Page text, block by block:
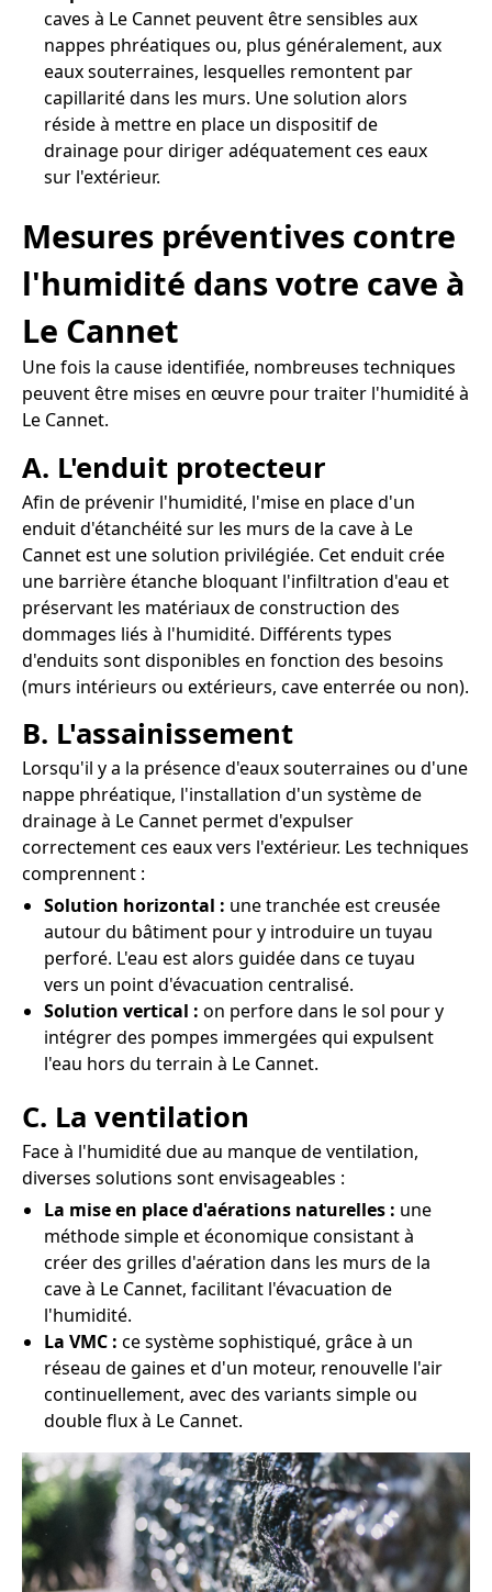
caves à Le Cannet peuvent être sensibles aux
nappes phréatiques ou, plus généralement, aux
eaux souterraines, lesquelles remontent par
capillarité dans les murs. Une solution alors
réside à mettre en place un dispositif de
drainage pour diriger adéquatement ces eaux
sur l'extérieur.
Mesures préventives contre
l'humidité dans votre cave à
Le Cannet
Une fois la cause identifiée, nombreuses techniques
peuvent être mises en œuvre pour traiter l'humidité à
Le Cannet.
A. L'enduit protecteur
Afin de prévenir l'humidité, l'mise en place d'un
enduit d'étanchéité sur les murs de la cave à Le
Cannet est une solution privilégiée. Cet enduit crée
une barrière étanche bloquant l'infiltration d'eau et
préservant les matériaux de construction des
dommages liés à l'humidité. Différents types
d'enduits sont disponibles en fonction des besoins
(murs intérieurs ou extérieurs, cave enterrée ou non).
B. L'assainissement
Lorsqu'il y a la présence d'eaux souterraines ou d'une
nappe phréatique, l'installation d'un système de
drainage à Le Cannet permet d'expulser
correctement ces eaux vers l'extérieur. Les techniques
comprennent :
Solution horizontal : une tranchée est creusée
autour du bâtiment pour y introduire un tuyau
perforé. L'eau est alors guidée dans ce tuyau
vers un point d'évacuation centralisé.
Solution vertical : on perfore dans le sol pour y
intégrer des pompes immergées qui expulsent
l'eau hors du terrain à Le Cannet.
C. La ventilation
Face à l'humidité due au manque de ventilation,
diverses solutions sont envisageables :
La mise en place d'aérations naturelles : une
méthode simple et économique consistant à
créer des grilles d'aération dans les murs de la
cave à Le Cannet, facilitant l'évacuation de
l'humidité.
La VMC : ce système sophistiqué, grâce à un
réseau de gaines et d'un moteur, renouvelle l'air
continuellement, avec des variants simple ou
double flux à Le Cannet.